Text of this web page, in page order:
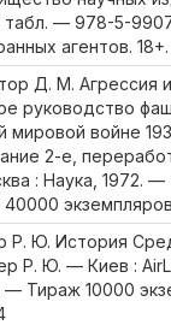
табл. — 978-5-
агентов. 18+.
Д. М. Агрессия
руководство
мировой войне
2-е,
: Наука, 1972. —
Р. Ю. История
Р. Ю. — Киев :
— Тираж 10000